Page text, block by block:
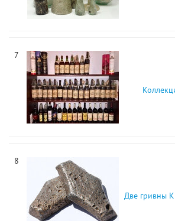
7
8
Две гривны